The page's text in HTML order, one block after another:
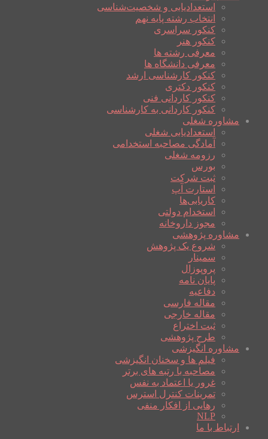
استعدادیابی و شخصیت‌شناسی
انتخاب رشته پایه نهم
کنکور سراسری
کنکور هنر
معرفی رشته ها
معرفی دانشگاه ها
کنکور کارشناسی ارشد
کنکور دکتری
کنکور کاردانی فنی
کنکور کاردانی به کارشناسی
مشاوره شغلی
استعدادیابی شغلی
آمادگی مصاحبه استخدامی
رزومه شغلی
بورس
ثبت شرکت
استارت آپ
کاریابی‌ها
استخدام دولتی
مجوز داروخانه
مشاوره پژوهشی
شروع یک پژوهش
سمینار
پروپوزال
پایان نامه
دفاعیه
مقاله فارسی
مقاله خارجی
ثبت اختراع
طرح پژوهشی
مشاوره انگیزشی
فیلم ها و سخنان انگیزشی
مصاحبه با رتبه های برتر
غرور یا اعتماد به نفس
تمرینات کنترل استرس
رهایی از افکار منفی
NLP
ارتباط با ما